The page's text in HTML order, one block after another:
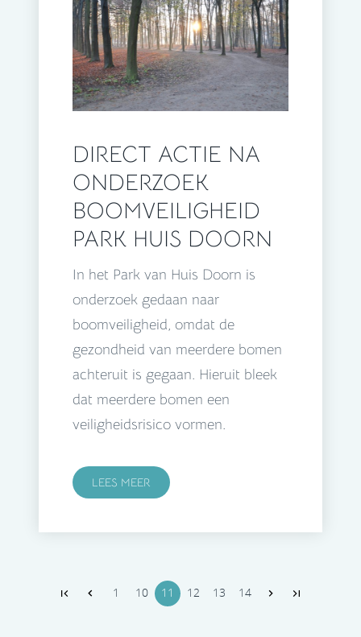
DIRECT ACTIE NA
ONDERZOEK
BOOMVEILIGHEID
PARK HUIS DOORN
In het Park van Huis Doorn is
onderzoek gedaan naar
boomveiligheid, omdat de
gezondheid van meerdere bomen
achteruit is gegaan. Hieruit bleek
dat meerdere bomen een
veiligheidsrisico vormen.
LEES MEER
1 10 11 12 13 14